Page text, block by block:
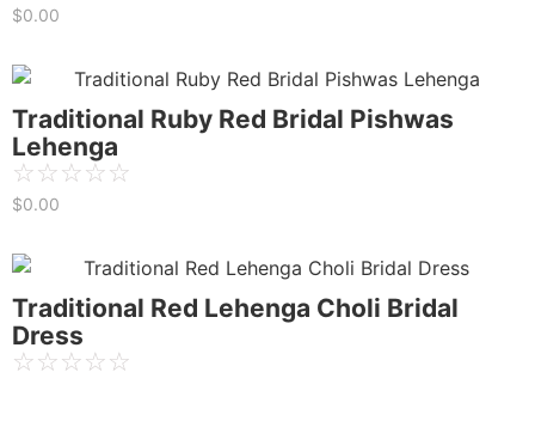
$0.00
Traditional Ruby Red Bridal Pishwas
Lehenga
☆☆☆☆☆
$0.00
Traditional Red Lehenga Choli Bridal
Dress
☆☆☆☆☆